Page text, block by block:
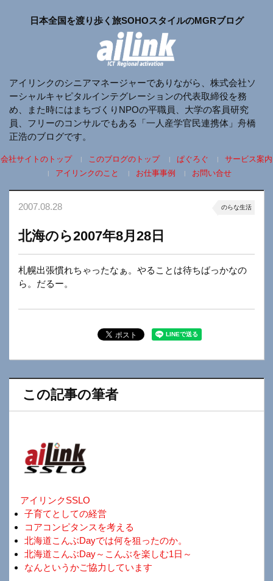
日本全国を渡り歩く旅SOHOスタイルのMGRブログ
アイリンクのシニアマネージャーでありながら、株式会社ソ
ーシャルキャピタルインテグレーションの代表取締役を務
め、また時にはまちづくりNPOの平職員、大学の客員研究
員、フリーのコンサルでもある「一人産学官民連携体」舟橋
正浩のブログです。
会社サイトのトップ このブログのトップ ぱぐろぐ
サービス案内
アイリンクのこと
お仕事事例 お問い合せ
2007.08.28 のらな生活
北海のら2007年8月28日
札幌出張慣れちゃったなぁ。やることは待ちばっかなの
ら。だるー。
この記事の筆者
アイリンクSSLO
子育てとしての経営
コアコンピタンスを考える
北海道こんぶDayでは何を狙ったのか。
北海道こんぶDay～こんぶを楽しむ1日～
なんというかご協力しています